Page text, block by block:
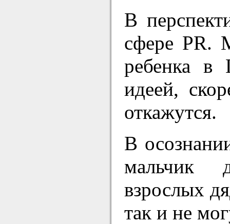
В
сфере PR.
ребенка в
идеей,
откажутся.
В
мальчик
взрослых
так и не